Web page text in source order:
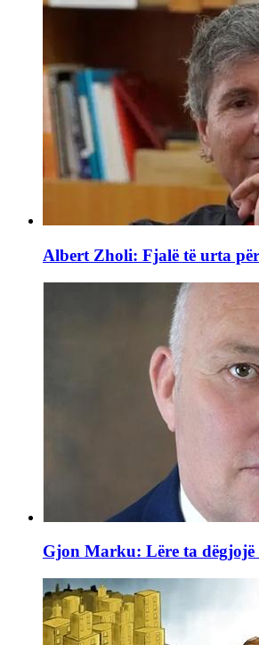
Albert Zholi: Fjalë të urta
Gjon Marku: Lëre ta dëgjojë